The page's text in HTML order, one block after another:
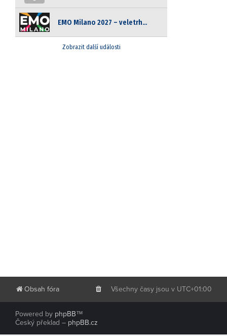
Obsah fóra Všechny časy jsou v UTC+01:00
Powered by phpBB™
Český překlad – phpBB.cz